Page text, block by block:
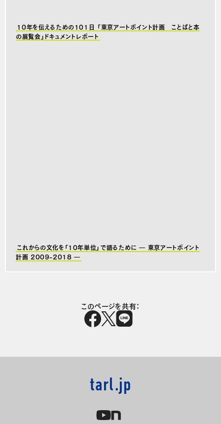
10年を伝えるための101日 「東京アートポイント計画 ことばと本
の展覧会」ドキュメントレポート
これからの文化を「10年単位」で語るために ― 東京アートポイント
計画 2009-2018 ―
このページを共有：
tarl.jp